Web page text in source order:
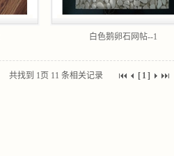
白色鹅卵石网帖--1
共找到 1页 11 条相关记录 [ 1]